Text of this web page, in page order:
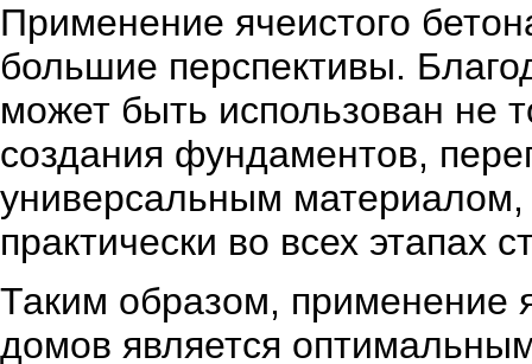
Применение ячеистого
большие перспективы.
может быть использован не
создания фундаментов,
универсальным материалом,
практически во всех этапах
Таким образом, применение
домов является